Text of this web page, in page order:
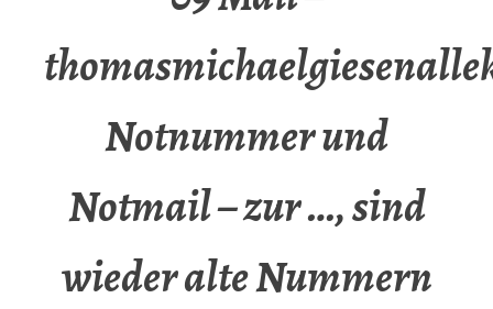
Notnummer und
Notmail – zur …, sind
wieder alte Nummern